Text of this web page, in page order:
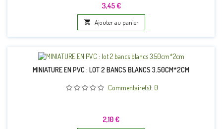
Prix
3,45 €
 Ajouter au panier
MINIATURE EN PVC : LOT 2 BANCS BLANCS 3.50CM*2CM
Commentaire(s): 0
Prix
2,10 €